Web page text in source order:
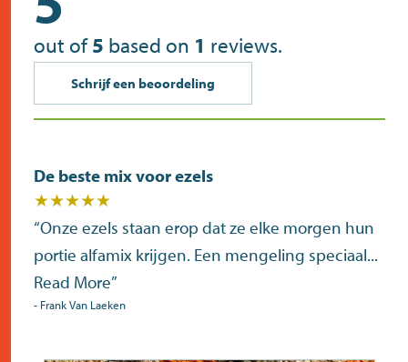
out of5 based on 1 reviews.
Schrijf een beoordeling
De beste mix voor ezels
★★★★★
“Onze ezels staan erop dat ze elke morgen hun
portie alfamix krijgen. Een mengeling speciaal...
Read More”
- Frank Van Laeken